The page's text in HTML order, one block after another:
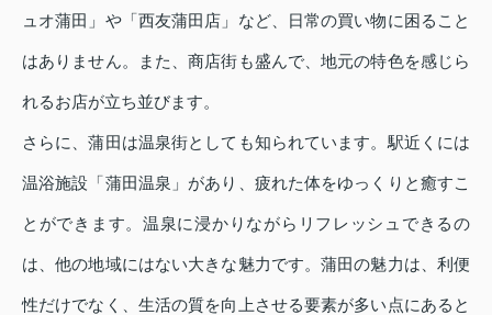
ュオ蒲田」や「西友蒲田店」など、日常の買い物に困ること
はありません。また、商店街も盛んで、地元の特色を感じら
れるお店が立ち並びます。
さらに、蒲田は温泉街としても知られています。駅近くには
温浴施設「蒲田温泉」があり、疲れた体をゆっくりと癒すこ
とができます。温泉に浸かりながらリフレッシュできるの
は、他の地域にはない大きな魅力です。蒲田の魅力は、利便
性だけでなく、生活の質を向上させる要素が多い点にあると